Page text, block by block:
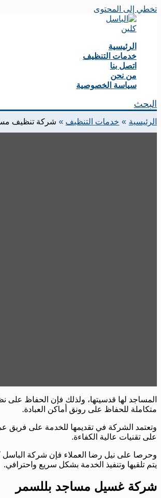
تخطي إلى المحتوى
الرئيسية
خدمات التنظيف
اتصل بنا
من نحن
سياسة الخصوصية
البحث
الرئيسية خدمات التنظيف شركة تنظيف
المساجد لها قدسيتها، ولذلك فإن الحفاظ على
متكاملة للحفاظ على رونق أماكن العبادة.
وتعتمد الشركة في تقديمها للخدمة على
على تقنيات عالية الكفاءة.
وحرصا على نيل رضا العملاء فإن شركة الباسل
يتم تلقيها وتنفيذ الخدمة بشكل سريع واحترافي.
شركة غسيل مساجد بللسمر